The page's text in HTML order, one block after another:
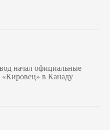
начал официальные
«Кировец» в Канаду